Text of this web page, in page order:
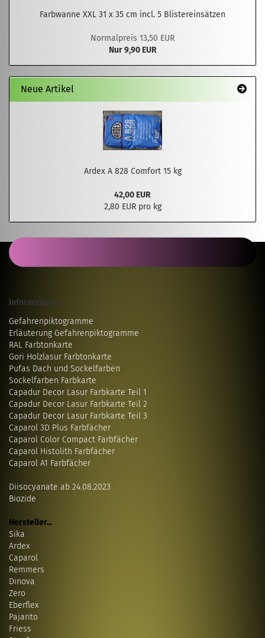
Farbwanne XXL 31 x 35 cm incl. 5 Blistereinsätzen
Normalpreis 13,50 EUR
Nur 9,90 EUR
Neue Artikel
Ardex A 828 Comfort 15 kg
42,00 EUR
2,80 EUR pro kg
Informatives...
Gefahrenpiktogramme
Erläuterung Gefahrenpiktogramme
RAL Farbtonkarte
Gori Holzlasur Farbtonkarte
Pufas Dach und Sockelfarben
Sockelfarben Farbkarte
Capadur Decor Lasur Farbkarte Teil 1
Capadur Decor Lasur Farbkarte Teil 2
Capadur Decor Lasur Farbkarte Teil 3
Caparol 3D Plus Farbfächer
Caparol Color Compact Farbfächer
Caparol Histolith Farbfächer
Caparol A1 Farbfächer
Diisocyanate ab 24.08.2023
Biozide
Hersteller...
Sika
Ardex
Caparol
Remmers
Dinova
Zero
Eberflex
Pajarito
Friess